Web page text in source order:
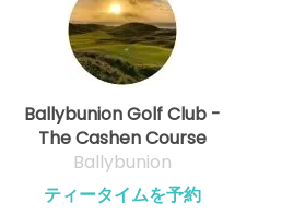
Ballybunion Golf Club -
The Cashen Course
Ballybunion
ティータイムを予約